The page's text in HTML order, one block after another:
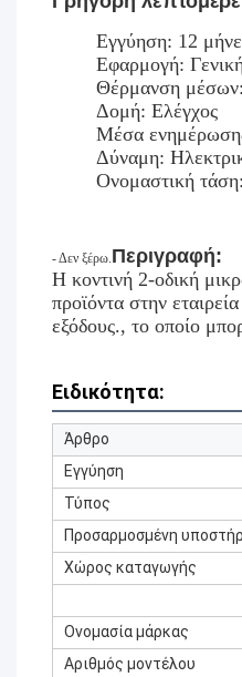
Εγγύηση: 12
Εφαρμογή: Γενική
Θέρμανση
Δομή: Ελέγχος
Μέσα
Δύναμη:
Ονομαστική
- Δεν ξέρω.Περιγραφή:
Η κοντινή 2-οδική
προϊόντα στην
εξόδους., το οποίο
Ειδικότητα:
Άρθρο
Εγγύηση
Τύπος
Προσαρμοσμένη
Χώρος καταγωγής
Ονομασία μάρκας
Αριθμός μοντέλου